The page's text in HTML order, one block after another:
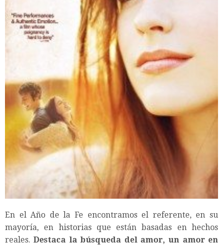
En el Año de la Fe encontramos el referente, en su
mayoría, en historias que están basadas en hechos
reales.Destaca la búsqueda del amor, un amor en